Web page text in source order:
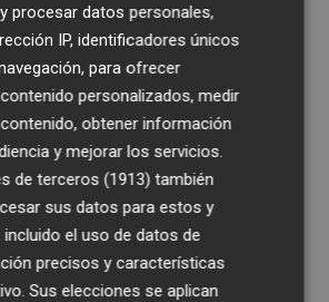
la actualidad de
en tu correo
suscribirme
procesar datos personales,
IP, identificadores únicos
para ofrecer
personalizados, medir
obtener información
y mejorar los servicios.
de terceros (1913) también
sus datos para estos y
el uso de datos de
precisos y características
Sus elecciones se aplican